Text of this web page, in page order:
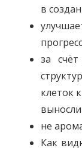
в
за
клеток
не
Как